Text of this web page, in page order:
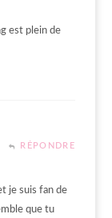
est plein de
RÉPONDRE
je suis fan de
que tu